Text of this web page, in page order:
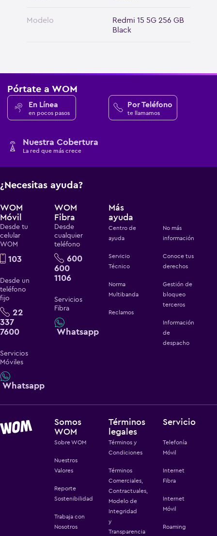
Modelo
Redmi 15 5G 256 GB
Black
Pórtate a WOM
En Línea
en pocos pasos
Por Teléfono
te llamamos
Nuestra Cobertura
La red que más crece
¿Necesitas ayuda?
WOM
Móvil
Desde tu
celular
WOM
103
Desde un
teléfono
fijo
22
337
7600
Servicios
Móviles
Whatsapp
WOM
Fibra
Desde
cualquier
teléfono
600
600
1106
Servicios
Fibra
Whatsapp
Más
ayuda
Centro de
ayuda
Servicio
Técnico
Norma
Multibanda
Reclamos
No más
información
Conoce tus
derechos
Gestión de
bloqueo
terceros
Información
de
despacho
Somos
WOM
Sobre WOM
Nuestros
Valores
Reporte
Sostenibilidad
Trabaja con
Nosotros
Términos
legales
Términos y
Condiciones
Términos
Comerciales,
Contractuales,
Modelo de
Integridad
y
Transparencia
Servicio
Telefonía
Móvil
Internet
Fibra
Internet
Móvil
Roaming